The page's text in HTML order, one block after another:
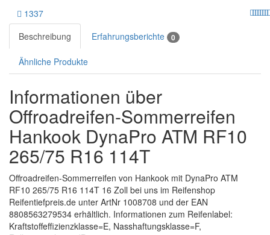
1337
Beschreibung
Erfahrungsberichte 0
Ähnliche Produkte
Informationen über
Offroadreifen-Sommerreifen
Hankook DynaPro ATM RF10
265/75 R16 114T
Offroadreifen-Sommerreifen von Hankook mit DynaPro ATM
RF10 265/75 R16 114T 16 Zoll bei uns im Reifenshop
Reifentiefpreis.de unter ArtNr 1008708 und der EAN
8808563279534 erhältlich. Informationen zum Reifenlabel:
Kraftstoffeffizienzklasse=E, Nasshaftungsklasse=F,